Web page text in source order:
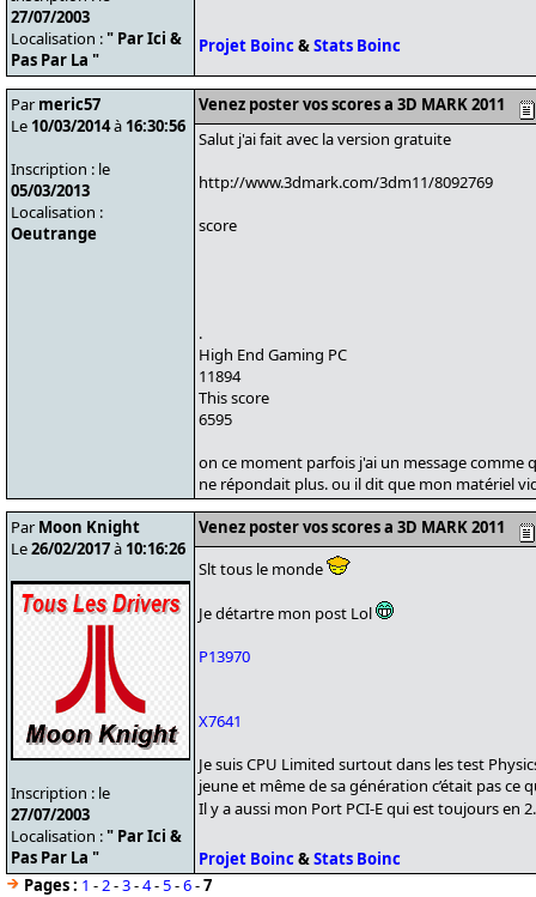
27/07/2003
Localisation :" Par Ici &
Pas Par La "
Projet Boinc&Stats Boinc
Par meric57
Le 10/03/2014à 16:30:56
Inscription : le
05/03/2013
Localisation :
Oeutrange
Venez poster vos scores a 3D MARK 2011
Salut j'ai fait avec la version gratuite
http://www.3dmark.com/3dm11/8092769
score
.
High End Gaming PC
11894
This score
6595
on ce moment parfois j'ai un message comme
ne répondait plus. ou il dit que mon matériel
Par Moon Knight
Le26/02/2017à 10:16:26
Inscription : le
27/07/2003
Localisation :" Par Ici &
Pas Par La "
Venez poster vos scores a 3D MARK 2011
Slt tous le monde
Je détartre mon post Lol
P13970
X7641
Je suis CPU Limited surtout dans les test
jeune et même de sa génération c’était pas ce
Il y a aussi mon Port PCI-E qui est toujours en
Projet Boinc&Stats Boinc
Pages : 1 -2-3-4-5-6-7